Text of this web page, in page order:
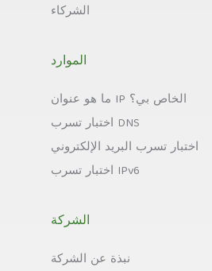
الشركاء
الموارد
ما هو عنوان IP الخاص بي؟
اختبار تسرب DNS
اختبار تسرب البريد الإلكتروني
اختبار تسرب IPv6
الشركة
نبذة عن الشركة